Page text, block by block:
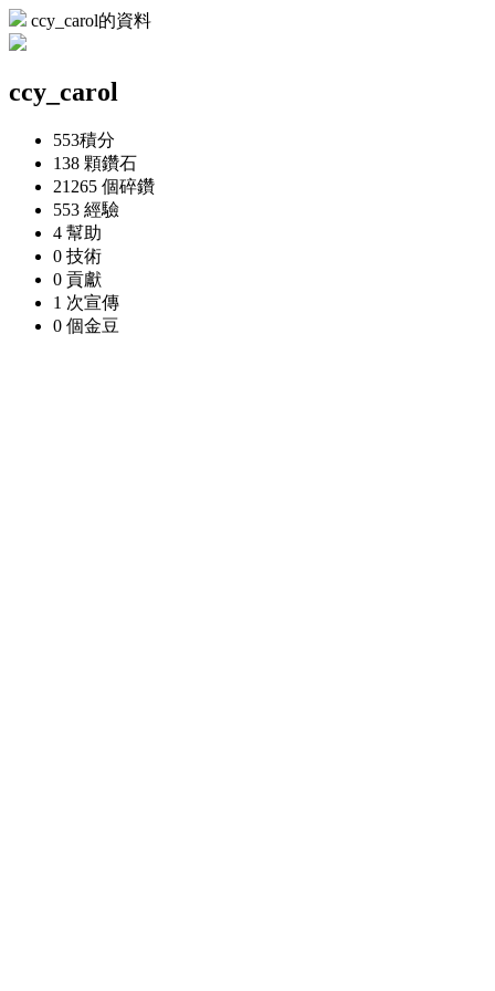
ccy_carol的資料
ccy_carol
553積分
138 顆鑽石
21265 個碎鑽
553 經驗
4 幫助
0 技術
0 貢獻
1 次宣傳
0 個金豆